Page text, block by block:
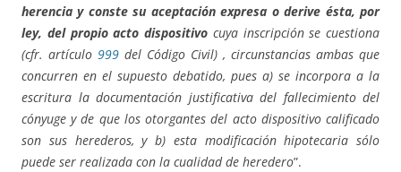
herencia y conste su aceptación expresa o derive ésta, por
ley, del propio acto dispositivo cuya inscripción se cuestiona
(cfr. artículo 999 del Código Civil) , circunstancias ambas que
concurren en el supuesto debatido, pues a) se incorpora a la
escritura la documentación justificativa del fallecimiento del
cónyuge y de que los otorgantes del acto dispositivo calificado
son sus herederos, y b) esta modificación hipotecaria sólo
puede ser realizada con la cualidad de heredero”.